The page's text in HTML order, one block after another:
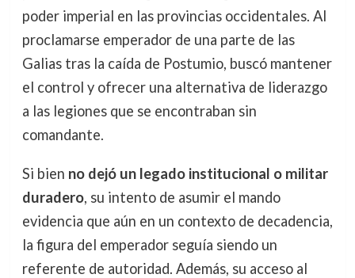
poder imperial en las provincias occidentales. Al
proclamarse emperador de una parte de las
Galias tras la caída de Postumio, buscó mantener
el control y ofrecer una alternativa de liderazgo
a las legiones que se encontraban sin
comandante.
Si bien no dejó un legado institucional o militar
duradero, su intento de asumir el mando
evidencia que aún en un contexto de decadencia,
la figura del emperador seguía siendo un
referente de autoridad. Además, su acceso al